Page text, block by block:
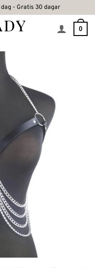
- Gratis 30 dagar
0